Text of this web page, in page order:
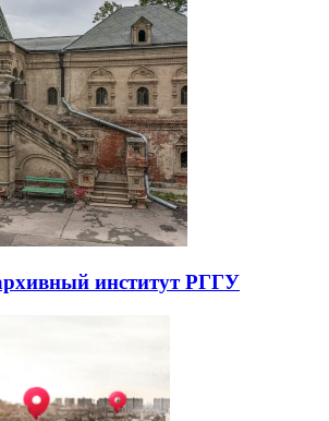
институт РГГУ